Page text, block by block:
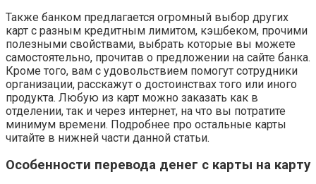
Также банком предлагается огромный выбор других
карт с разным кредитным лимитом, кэшбеком, прочими
полезными свойствами, выбрать которые вы можете
самостоятельно, прочитав о предложении на сайте банка.
Кроме того, вам с удовольствием помогут сотрудники
организации, расскажут о достоинствах того или иного
продукта. Любую из карт можно заказать как в
отделении, так и через интернет, на что вы потратите
минимум времени. Подробнее про остальные карты
читайте в нижней части данной статьи.
Особенности перевода денег с карты на карту